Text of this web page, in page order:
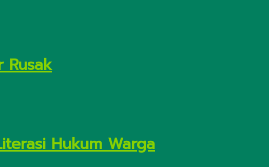
Rusak
Hukum Warga